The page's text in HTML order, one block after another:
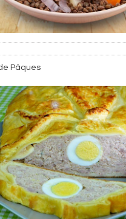
Pâques